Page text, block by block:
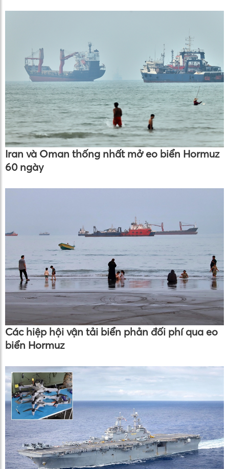
Iran và Oman thống nhất mở eo biển Hormuz
60 ngày
Các hiệp hội vận tải biển phản đối phí qua eo
biển Hormuz